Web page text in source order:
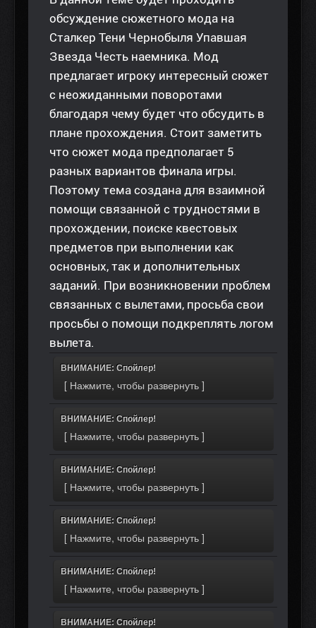
обсуждение сюжетного мода на
Сталкер Тени Чернобыля Упавшая
Звезда Честь наемника. Мод
предлагает игроку интересный сюжет
с неожиданными поворотами
благодаря чему будет что обсудить в
плане прохождения. Стоит заметить
что сюжет мода предполагает 5
разных вариантов финала игры.
Поэтому тема создана для взаимной
помощи связанной с трудностями в
прохождении, поиске квестовых
предметов при выполнении как
основных, так и дополнительных
заданий. При возникновении проблем
связанных с вылетами, просьба свои
просьбы о помощи подкреплять логом
вылета.
ВНИМАНИЕ: Спойлер!
ВНИМАНИЕ: Спойлер!
ВНИМАНИЕ: Спойлер!
ВНИМАНИЕ: Спойлер!
ВНИМАНИЕ: Спойлер!
ВНИМАНИЕ: Спойлер!